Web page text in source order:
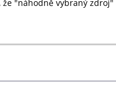
"náhodně vybraný